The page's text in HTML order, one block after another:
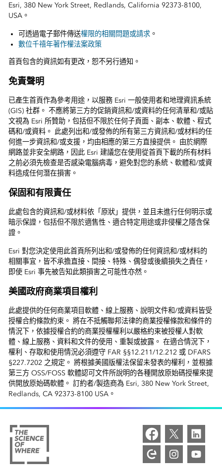
Esri, 380 New York Street, Redlands, California 92373-8100,
USA。
可透過電子郵件傳送權限的相關問題或請求。
數位千禧年著作權法案政策
首頁包含的資訊如有更改，恕不另行通知。
免責聲明
已產生首頁作為參考用途，以服務 Esri 一般使用者和地理資訊系統
(GIS) 社群。 不應將第三方的促銷資訊和/或資料的任何清單和/或貼
文視為 Esri 所贊助，包括但不限於任何子頁面、副本、軟體、程式
碼和/或資料。 此處列出和/或發佈的所有第三方資訊和/或材料的任
何進一步資訊和/或支援，均由相應的第三方直接提供。 由於網際
網路並非安全網路，因此 Esri 建議您在使用從首頁下載的所有材料
之前必須先檢查是否感染電腦病毒，避免對您的系統、軟體和/或資
料造成任何潛在損害。
保固和有限責任
此處包含的資訊和/或材料依「原狀」提供，並且未進行任何明示或
暗示保證，包括但不限於適售性、適合特定用途或非侵權之隱含保
證。
Esri 對您決定使用此首頁所列出和/或發佈的任何資訊和/或材料的
相關事宜，皆不承擔直接、間接、特殊、偶發或後續損失之責任，
即使 Esri 事先被告知此類損害之可能性亦然。
美國政府商業項目權利
此處提供的任何商業項目軟體、線上服務、說明文件和/或資料皆受
授權合約條款約束。 將在不抵觸聯邦法律的商業授權條款和條件的
情況下，依據授權合約的商業授權權利以嚴格約束被授權人對軟
體、線上服務、資料和文件的使用、重製或披露。 在適合情況下，
權利、存取和使用情況必須遵守 FAR §§12.211/12.212 或 DFARS
§227.7202 之規定。 將根據美國版權法保留未發表的權利，並根據
第三方 OSS/FOSS 軟體認可文件所說明的各種開放原始碼授權來提
供開放原始碼軟體。 訂約者/製造商為 Esri, 380 New York Street,
Redlands, CA 92373-8100 USA。